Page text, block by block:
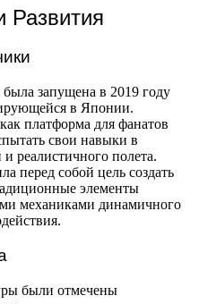
Развития
запущена в 2019 году
в Японии.
платформа для фанатов
свои навыки в
реалистичного полета.
перед собой цель создать
элементы
механиками динамичного
были отмечены